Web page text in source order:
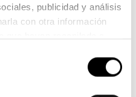
publicidad y análisis
con otra información
. Consulta